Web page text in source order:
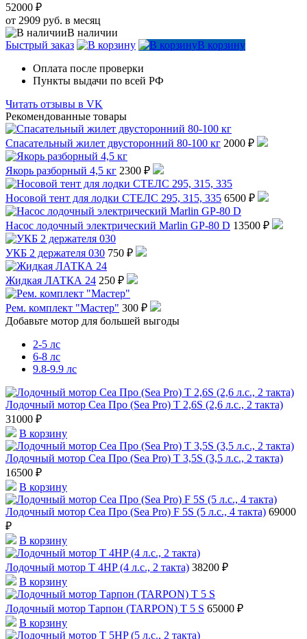
52000 ₽
от 2909 руб. в месяц
В наличии
Быстрый заказ
В корзину
Оплата после проверки
Пункты выдачи по всей РФ
Читать отзывы в VK
Рекомендованные товары
Спасательный жилет двусторонний 80-100 кг 2000 ₽
Якорь разборный 4,5 кг 2300 ₽
Носовой тент для лодки СТЕЛС 295, 315, 335 6500 ₽
Насос лодочный электрический Marlin GP-80 D 13500 ₽
УКБ 2 держателя 030 750 ₽
Жидкая ЛАТКА 24 250 ₽
Рем. комплект "Мастер" 300 ₽
Добавьте мотор для большей выгоды
2-5 лс
6-8 лс
9.8-9.9 лс
Лодочный мотор Сеа Про (Sea Pro) Т 2,6S (2,6 л.с., 2 такта)
31000 ₽
В корзину
Лодочный мотор Сеа Про (Sea Pro) Т 3,5S (3,5 л.с., 2 такта)
16500 ₽
В корзину
Лодочный мотор Сеа Про (Sea Pro) F 5S (5 л.с., 4 такта) 69000
₽
В корзину
Лодочный мотор T 4HP (4 л.с., 2 такта) 38200 ₽
В корзину
Лодочный мотор Тарпон (TARPON) T 5 S 65000 ₽
В корзину